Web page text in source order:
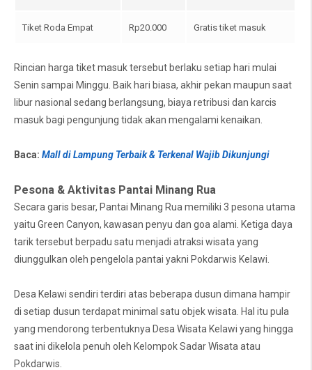
Tiket Roda Empat Rp20.000 Gratis tiket masuk
Rincian harga tiket masuk tersebut berlaku setiap hari mulai
Senin sampai Minggu. Baik hari biasa, akhir pekan maupun saat
libur nasional sedang berlangsung, biaya retribusi dan karcis
masuk bagi pengunjung tidak akan mengalami kenaikan.
Baca: Mall di Lampung Terbaik & Terkenal Wajib Dikunjungi
Pesona & Aktivitas Pantai Minang Rua
Secara garis besar, Pantai Minang Rua memiliki 3 pesona utama
yaitu Green Canyon, kawasan penyu dan goa alami. Ketiga daya
tarik tersebut berpadu satu menjadi atraksi wisata yang
diunggulkan oleh pengelola pantai yakni Pokdarwis Kelawi.
Desa Kelawi sendiri terdiri atas beberapa dusun dimana hampir
di setiap dusun terdapat minimal satu objek wisata. Hal itu pula
yang mendorong terbentuknya Desa Wisata Kelawi yang hingga
saat ini dikelola penuh oleh Kelompok Sadar Wisata atau
Pokdarwis.